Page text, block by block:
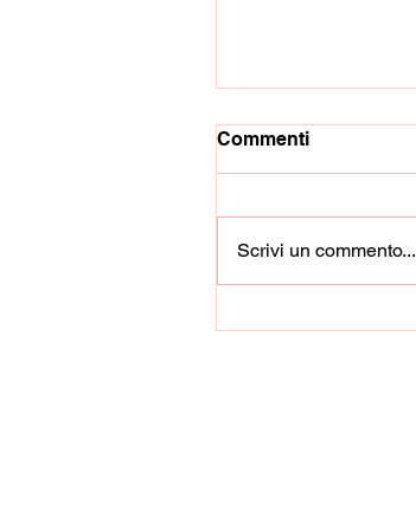
Commenti
Scrivi un commento...